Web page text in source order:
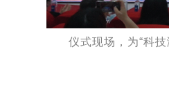
仪式现场，为“科